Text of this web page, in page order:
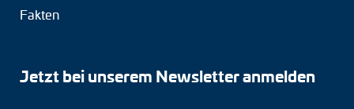
Fakten
Jetzt bei unserem Newsletter anmelden